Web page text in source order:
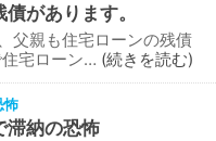
があります。
父親も住宅ローンの残債
宅ローン… 続きを読む
怖
滞納の恐怖